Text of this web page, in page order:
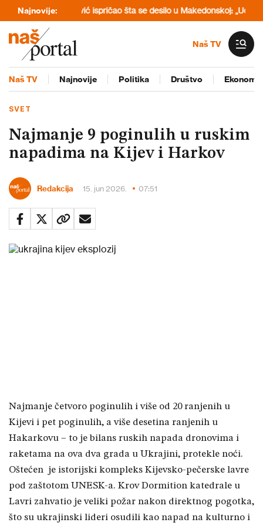
Najnovije:
Stevan Filipović ispričao šta se desilo u Makedonskoj: „Udarali
Naš TV
Naš TV Najnovije Politika Društvo
SVET
Najmanje 9 poginulih u ruskim
napadima na Kijev i Harkov
Redakcija 15. jun 2026. 07:51
Najmanje četvoro poginulih i više od 20 ranjenih u
Kijevi i pet poginulih, a više desetina ranjenih u
Hakarkovu – to je bilans ruskih napada dronovima i
raketama na ova dva grada u Ukrajini, protekle noći.
Oštećen je istorijski kompleks Kijevsko-pečerske lavre
pod zaštotom UNESK-a. Krov Dormition katedrale u
Lavri zahvatio je veliki požar nakon direktnog pogotka,
što su ukrajinski lideri osudili kao napad na kulturno i